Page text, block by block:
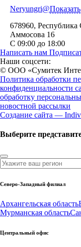
Neryungri@Показать
678960, Республика
Аммосова 16
С 09:00 до 18:00
Написать нам
Наши соцсети:
© ООО «Сумитек
Политика обработки
конфиденциальности
обработку
новостной рассылки
Создание сайта —
Выберите
Северо-Западный филиал
Архангельская область
Мурманская область
Центральный офис